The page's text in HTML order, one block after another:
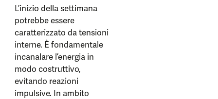
L’inizio della settimana
potrebbe essere
caratterizzato da tensioni
interne. È fondamentale
incanalare l’energia in
modo costruttivo,
evitando reazioni
impulsive. In ambito